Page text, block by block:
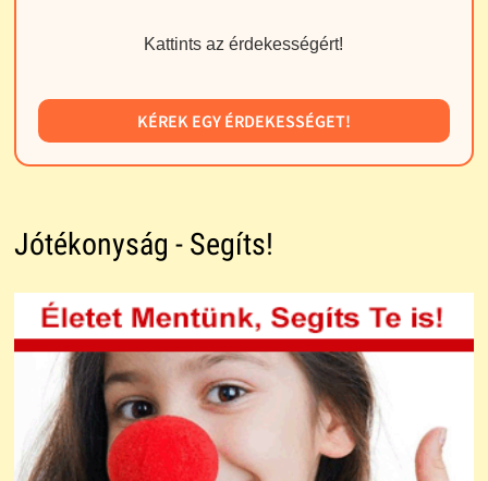
Kattints az érdekességért!
KÉREK EGY ÉRDEKESSÉGET!
Jótékonyság - Segíts!